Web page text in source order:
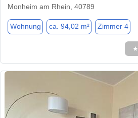
Monheim am Rhein, 40789
Wohnung ca. 94,02 m² Zimmer 4
★